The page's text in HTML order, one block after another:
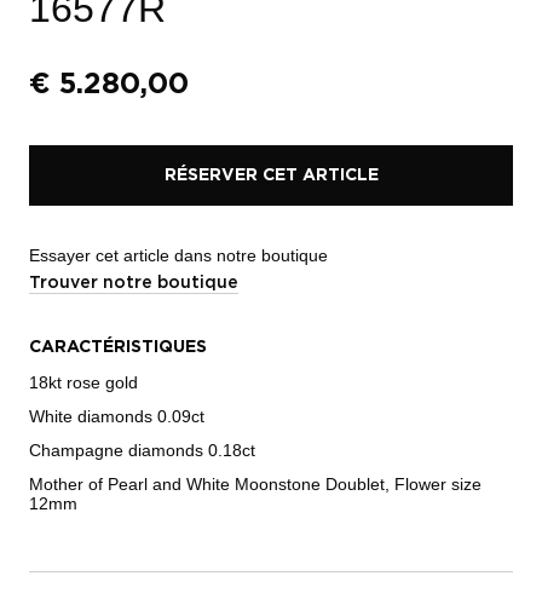
€ 5.280,00
RÉSERVER CET ARTICLE
Essayer cet article dans notre boutique
Trouver notre boutique
CARACTÉRISTIQUES
18kt rose gold
White diamonds 0.09ct
Champagne diamonds 0.18ct
Mother of Pearl and White Moonstone Doublet, Flower size
12mm